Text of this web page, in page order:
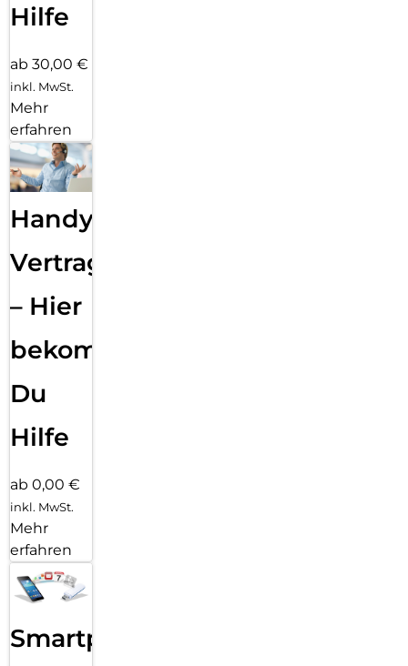
Hilfe
ab 30,00 €
inkl. MwSt.
Mehr
erfahren
Handy
Vertragsabwicklung
– Hier
bekommst
Du
Hilfe
ab 0,00 €
inkl. MwSt.
Mehr
erfahren
Smartphone